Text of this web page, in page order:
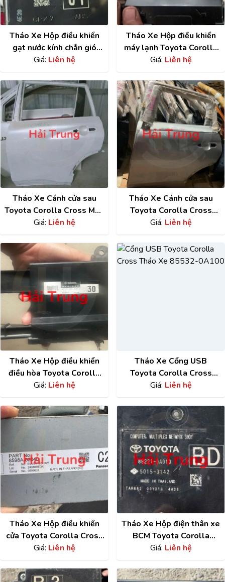
Tháo Xe Hộp điều khiển
gạt nước kính chắn gió
Toyota Corolla Cross
Giá: Liên hệ
Tháo Xe Hộp điều khiển
máy lạnh Toyota Corolla
Cross 88650-0A030
Giá: Liên hệ
Tháo Xe Cánh cửa sau
Toyota Corolla Cross Màu
Trắng Zin keo chỉ
Giá: Liên hệ
Tháo Xe Cánh cửa sau
Toyota Corolla Cross
2020-2025 Zin keo chỉ
Giá: Liên hệ
Tháo Xe Hộp điều khiển
điều hòa Toyota Corolla
Cross 88650-0A030
Giá: Liên hệ
Tháo Xe Cổng USB
Toyota Corolla Cross
85532-0A100
Giá: Liên hệ
Tháo Xe Hộp điều khiển
cửa Toyota Corolla Cross
8598A-02040
Giá: Liên hệ
Tháo Xe Hộp điện thân xe
BCM Toyota Corolla
Cross 89221-0A010
Giá: Liên hệ